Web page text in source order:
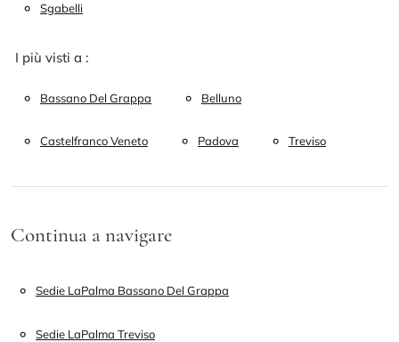
Sgabelli
I più visti a :
Bassano Del Grappa Belluno
Castelfranco Veneto Padova Treviso
Continua a navigare
Sedie LaPalma Bassano Del Grappa
Sedie LaPalma Treviso